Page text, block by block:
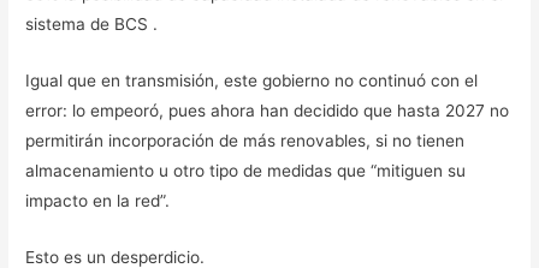
sistema de BCS .
Igual que en transmisión, este gobierno no continuó con el
error: lo empeoró, pues ahora han decidido que hasta 2027 no
permitirán incorporación de más renovables, si no tienen
almacenamiento u otro tipo de medidas que “mitiguen su
impacto en la red”.
Esto es un desperdicio.